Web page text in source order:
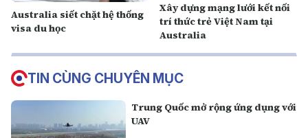
Australia siết chặt hệ thống
visa du học
Xây dựng mạng lưới kết nối
trí thức trẻ Việt Nam tại
Australia
TIN CÙNG CHUYÊN MỤC
Trung Quốc mở rộng ứng dụng với
UAV